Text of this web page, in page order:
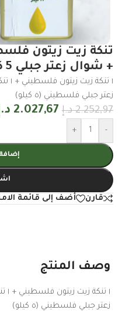
تنكة زيت زيتون
+ شوال زعتر جبلي 5 كغ
زعتر جبلي فلسطيني (٥ كيلو)
2.252,97 د.إ 2.027,67
-
+
قارن أضف إلى قائمة
وصف المنتج
زعتر جبلي فلسطيني (٥ كيلو)